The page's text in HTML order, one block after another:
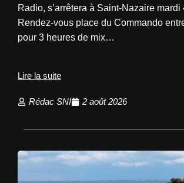
Radio, s’arrêtera à Saint-Nazaire mardi
Rendez-vous place du Commando
pour 3 heures de mix…
Lire la suite
Rédac SNI 2 août 2026